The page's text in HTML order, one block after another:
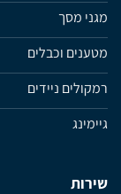
מגני מסך
מטענים וכבלים
רמקולים ניידים
גיימינג
שירות